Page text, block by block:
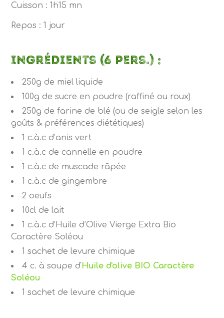
Cuisson : 1h15 mn
Repos : 1 jour
Ingrédients (6 pers.) :
250g de miel liquide
100g de sucre en poudre (raffiné ou roux)
250g de farine de blé (ou de seigle selon les
goûts & préférences diététiques)
1 c.à.c d’anis vert
1 c.à.c de cannelle en poudre
1 c.à.c de muscade râpée
1 c.à.c de gingembre
2 oeufs
10cl de lait
1 c.à.c d’Huile d’Olive Vierge Extra Bio
Caractère Soléou
1 sachet de levure chimique
4 c. à soupe d'Huile d'olive BIO Caractère
Soléou
1 sachet de levure chimique